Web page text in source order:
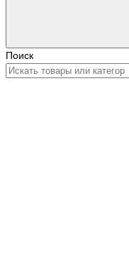
Поиск